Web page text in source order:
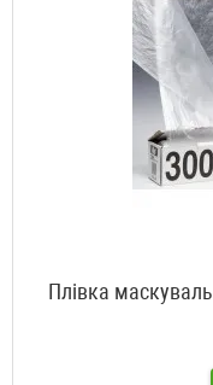
Плівка